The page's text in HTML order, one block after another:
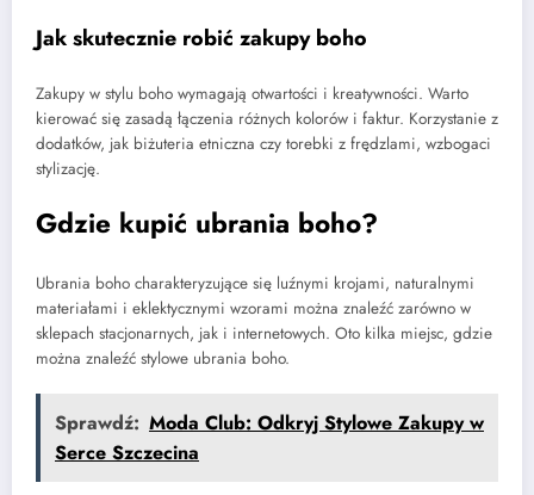
Jak skutecznie robić zakupy boho
Zakupy w stylu boho wymagają otwartości i kreatywności. Warto
kierować się zasadą łączenia różnych kolorów i faktur. Korzystanie z
dodatków, jak biżuteria etniczna czy torebki z frędzlami, wzbogaci
stylizację.
Gdzie kupić ubrania boho?
Ubrania boho charakteryzujące się luźnymi krojami, naturalnymi
materiałami i eklektycznymi wzorami można znaleźć zarówno w
sklepach stacjonarnych, jak i internetowych. Oto kilka miejsc, gdzie
można znaleźć stylowe ubrania boho.
Sprawdź: Moda Club: Odkryj Stylowe Zakupy w
Serce Szczecina